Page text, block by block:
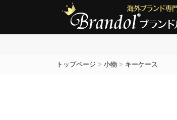
トップページ > 小物 > キーケース